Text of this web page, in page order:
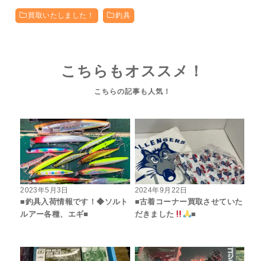
買取いたしました！ 釣具
こちらもオススメ！
2023年5月3日
■釣具入荷情報です！◆ソルト
ルアー各種、エギ■
2024年9月22日
■古着コーナー買取させていた
だきました
■